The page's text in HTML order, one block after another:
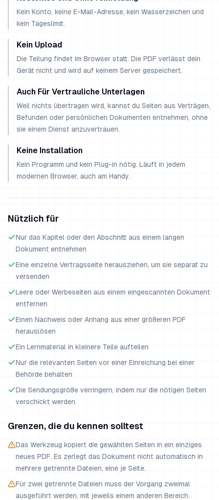
Kein Konto, keine E-Mail-Adresse, kein Wasserzeichen und
kein Tageslimit.
Kein Upload
Die Teilung findet im Browser statt. Die PDF verlässt dein
Gerät nicht und wird auf keinem Server gespeichert.
Auch Für Vertrauliche Unterlagen
Weil nichts übertragen wird, kannst du Seiten aus Verträgen,
Befunden oder persönlichen Dokumenten entnehmen, ohne
sie einem Dienst anzuvertrauen.
Keine Installation
Kein Programm und kein Plug-in nötig. Läuft in jedem
modernen Browser, auch am Handy.
Nützlich für
Nur das Kapitel oder den Abschnitt aus einem langen
Dokument entnehmen
Eine einzelne Vertragsseite herausziehen, um sie separat zu
versenden
Leere oder Werbeseiten aus einem eingescannten Dokument
entfernen
Einen Nachweis oder Anhang aus einer größeren PDF
herauslösen
Ein Lernmaterial in kleinere Teile aufteilen
Nur die relevanten Seiten vor einer Einreichung bei einer
Behörde behalten
Die Sendungsgröße verringern, indem nur die nötigen Seiten
verschickt werden
Grenzen, die du kennen solltest
Das Werkzeug kopiert die gewählten Seiten in ein einziges
neues PDF. Es zerlegt das Dokument nicht automatisch in
mehrere getrennte Dateien, eine je Seite.
Für zwei getrennte Dateien muss der Vorgang zweimal
ausgeführt werden, mit jeweils einem anderen Bereich.